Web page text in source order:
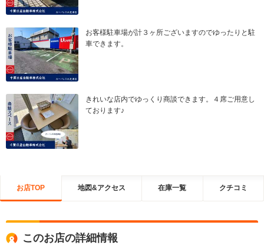
お客様駐車場が計３ヶ所ございますのでゆったりと駐
車できます。
きれいな店内でゆっくり商談できます。４席ご用意し
ております♪
お店TOP 地図&アクセス 在庫一覧 クチコミ
このお店の詳細情報